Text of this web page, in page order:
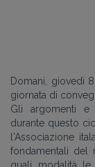
Domani, giovedì
giornata di
Gli argomenti e
durante questo
l'Associazione
fondamentali del